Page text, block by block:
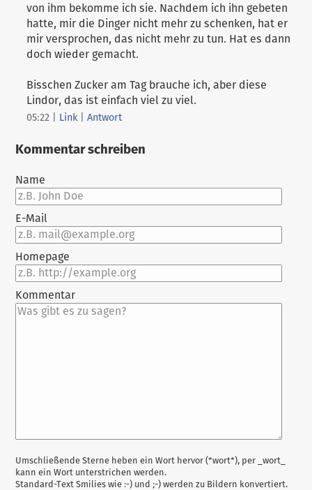
von ihm bekomme ich sie. Nachdem ich ihn gebeten
hatte, mir die Dinger nicht mehr zu schenken, hat er
mir versprochen, das nicht mehr zu tun. Hat es dann
doch wieder gemacht.
Bisschen Zucker am Tag brauche ich, aber diese
Lindor, das ist einfach viel zu viel.
05:22 Link |Antwort
Kommentar schreiben
Name
E-Mail
Homepage
Kommentar
Antwort
zu
Umschließende Sterne heben ein Wort hervor (*wort*), per _wort_
kann ein Wort unterstrichen werden.
Standard-Text Smilies wie :-) und ;-) werden zu Bildern konvertiert.